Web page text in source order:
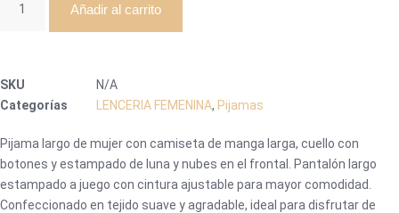
Añadir al carrito
SKU
N/A
Categorías
LENCERIA FEMENINA, Pijamas
Pijama largo de mujer con camiseta de manga larga, cuello con
botones y estampado de luna y nubes en el frontal. Pantalón largo
estampado a juego con cintura ajustable para mayor comodidad.
Confeccionado en tejido suave y agradable, ideal para disfrutar de